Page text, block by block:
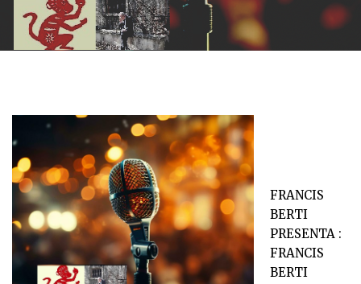
FRANCIS
BERTI
PRESENTA :
FRANCIS
BERTI